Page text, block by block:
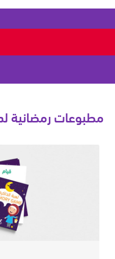
مطبوعات رمضانية